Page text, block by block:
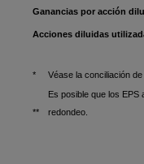
Ganancias por acción
Acciones diluidas
* Véase la conciliación
**
Es posible que los EPS
redondeo.